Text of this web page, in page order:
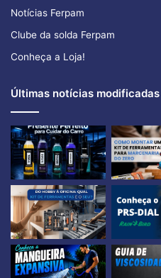
Notícias Ferpam
Clube da solda Ferpam
Conheça a Loja!
Últimas notícias modificadas